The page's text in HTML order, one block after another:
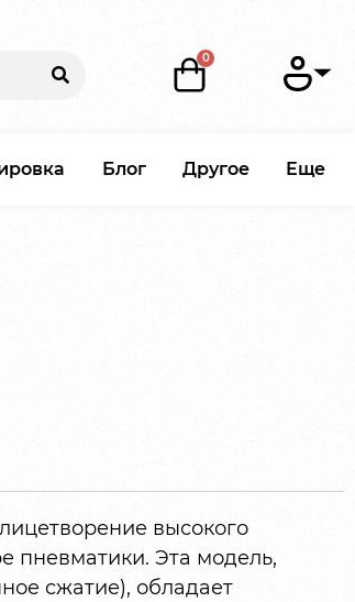
Блог Другое Еще
высокого
пневматики. Эта модель,
сжатие), обладает